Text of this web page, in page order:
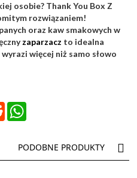
osobie? Thank You Box Z
rozwiązaniem!
oraz kaw smakowych w
zaparzacz to idealna
więcej niż samo słowo
Reddit
PODOBNE PRODUKTY